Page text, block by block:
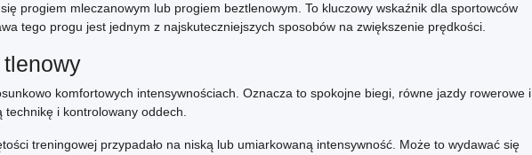
progiem mleczanowym lub progiem beztlenowym. To kluczowy wskaźnik dla sportowców
tego progu jest jednym z najskuteczniejszych sposobów na zwiększenie prędkości.
komfortowych intensywnościach. Oznacza to spokojne biegi, równe jazdy rowerowe i
i kontrolowany oddech.
treningowej przypadało na niską lub umiarkowaną intensywność. Może to wydawać się